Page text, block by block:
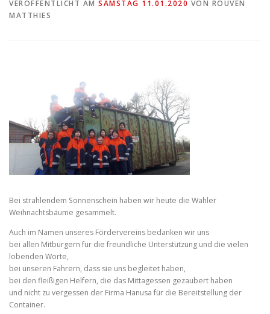
VERÖFFENTLICHT AM SAMSTAG 11.01.2020 VON ROUVEN
MATTHIES
Bei strahlendem Sonnenschein haben wir heute die Wahler
Weihnachtsbäume gesammelt.
Auch im Namen unseres Fördervereins bedanken wir uns
bei allen Mitbürgern für die freundliche Unterstützung und die vielen
lobenden Worte,
bei unseren Fahrern, dass sie uns begleitet haben,
bei den fleißigen Helfern, die das Mittagessen gezaubert haben
und nicht zu vergessen der Firma Hanusa für die Bereitstellung der
Container.